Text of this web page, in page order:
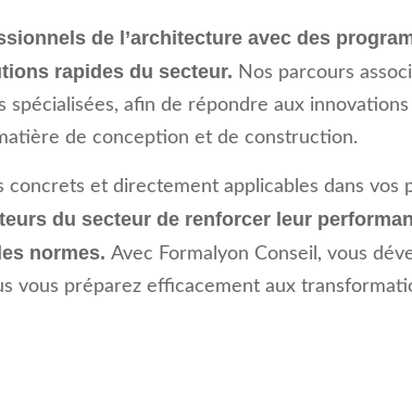
de l’architecture avec des
rapides du secteur. Nos parcours
afin de répondre aux innovations
de conception et de construction.
concrets et directement applicables dans vos
du secteur de renforcer leur
normes. Avec Formalyon Conseil, vous
vous préparez efficacement aux